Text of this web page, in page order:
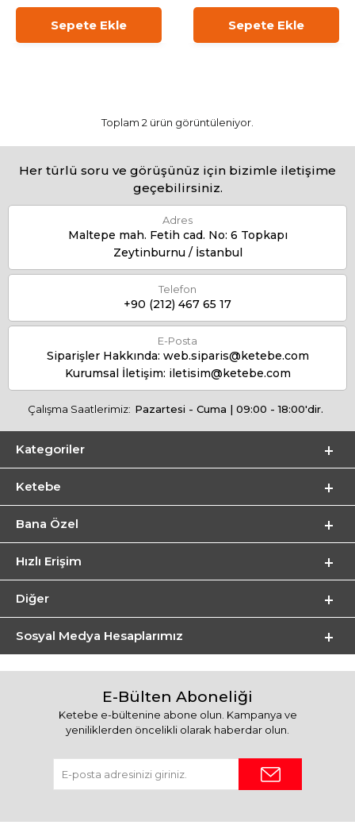
Sepete Ekle Sepete Ekle
Toplam 2 ürün görüntüleniyor.
Her türlü soru ve görüşünüz için bizimle iletişime
geçebilirsiniz.
Adres
Maltepe mah. Fetih cad. No: 6 Topkapı
Zeytinburnu / İstanbul
Telefon
+90 (212) 467 65 17
E-Posta
Siparişler Hakkında: web.siparis@ketebe.com
Kurumsal İletişim: iletisim@ketebe.com
Çalışma Saatlerimiz: Pazartesi - Cuma | 09:00 - 18:00'dir.
Kategoriler
Ketebe
Bana Özel
Hızlı Erişim
Diğer
Sosyal Medya Hesaplarımız
E-Bülten Aboneliği
Ketebe e-bültenine abone olun. Kampanya ve
yeniliklerden öncelikli olarak haberdar olun.